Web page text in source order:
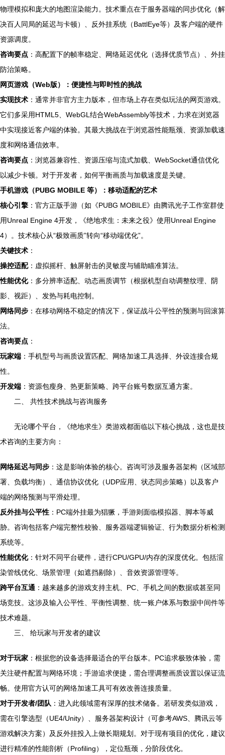
物理模拟和庞大的地图渲染能力。技术重点在于服务器端的同步优化（解
决百人同局的延迟与卡顿）、反外挂系统（BattlEye等）及客户端的硬件
资源调度。
咨询要点 ：高配置下的帧率稳定、网络延迟优化（选择优质节点）、外挂
防治策略。
网页游戏（Web版）：便捷性与即时性的挑战
实现技术 ：通常并非官方主力版本，但市场上存在类似玩法的网页游戏。
它们多采用HTML5、WebGL结合WebAssembly等技术，力求在浏览器
中实现接近客户端的体验。其最大挑战在于浏览器性能瓶颈、资源加载速
度和网络通信效率。
咨询要点 ：浏览器兼容性、资源压缩与流式加载、WebSocket通信优化
以减少卡顿。对于开发者，如何平衡画质与加载速度是关键。
手机游戏（PUBG MOBILE 等）：移动适配的艺术
核心引擎 ：官方正版手游（如《PUBG MOBILE》由腾讯光子工作室群使
用Unreal Engine 4开发，《绝地求生：未来之役》使用Unreal Engine
4）。技术核心从“极致画质”转向“移动端优化”。
关键技术 ：
操控适配：虚拟摇杆、触屏射击的灵敏度与辅助瞄准算法。
性能优化：多分辨率适配、动态画质调节（根据机型自动调整纹理、阴
影、视距）、发热与耗电控制。
网络同步 ：在移动网络不稳定的情况下，保证战斗公平性的预测与回滚算
法。
咨询要点 ：
玩家端 ：手机型号与画质设置匹配、网络加速工具选择、外设连接合规
性。
开发端 ：资源包瘦身、热更新策略、跨平台账号数据互通方案。
二、 共性技术挑战与咨询服务
无论哪个平台，《绝地求生》类游戏都面临以下核心挑战，这也是技
术咨询的主要方向：
网络延迟与同步 ：这是影响体验的核心。咨询可涉及服务器架构（区域部
署、负载均衡）、通信协议优化（UDP应用、状态同步策略）以及客户
端的网络预测与平滑处理。
反外挂与公平性 ：PC端外挂最为猖獗，手游则面临模拟器、脚本等威
胁。咨询包括客户端完整性校验、服务器端逻辑验证、行为数据分析检测
系统等。
性能优化：针对不同平台硬件，进行CPU/GPU/内存的深度优化。包括渲
染管线优化、场景管理（如遮挡剔除）、音效资源管理等。
跨平台互通 ：越来越多的游戏支持主机、PC、手机之间的数据或甚至同
场竞技。这涉及输入公平性、平衡性调整、统一账户体系与数据中间件等
技术难题。
三、 给玩家与开发者的建议
对于玩家 ：根据您的设备选择最适合的平台版本。PC追求极致体验，需
关注硬件配置与网络环境；手游追求便捷，需合理调整画质设置以保证流
畅。使用官方认可的网络加速工具可有效改善连接质量。
对于开发者/团队 ：进入此领域需有深厚的技术储备。若研发类似游戏，
需在引擎选型（UE4/Unity）、服务器架构设计（可参考AWS、腾讯云等
游戏解决方案）及反外挂投入上做长期规划。对于现有项目的优化，建议
进行精准的性能剖析（Profiling），定位瓶颈，分阶段优化。